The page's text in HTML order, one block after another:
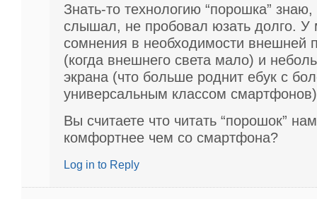
Знать-то технологию “порошка” знаю,
слышал, не пробовал юзать долго. У
сомнения в необходимости внешней
(когда внешнего света мало) и
экрана (что больше роднит ебук с
универсальным классом
Вы считаете что читать “порошок”
комфортнее чем со смартфона?
Log in to Reply